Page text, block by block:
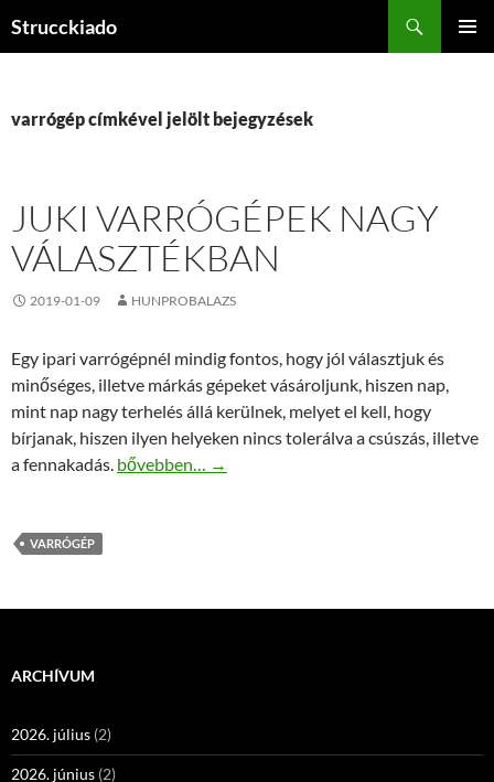
Strucckiado
varrógép címkével jelölt bejegyzések
JUKI VARRÓGÉPEK NAGY
VÁLASZTÉKBAN
2019-01-09 HUNPROBALAZS
Egy ipari varrógépnél mindig fontos, hogy jól választjuk és
minőséges, illetve márkás gépeket vásároljunk, hiszen nap,
mint nap nagy terhelés állá kerülnek, melyet el kell, hogy
bírjanak, hiszen ilyen helyeken nincs tolerálva a csúszás, illetve
a fennakadás. Juki varrógépek nagy választékban
bővebben… →
VARRÓGÉP
ARCHÍVUM
2026. július (2)
2026. június (2)